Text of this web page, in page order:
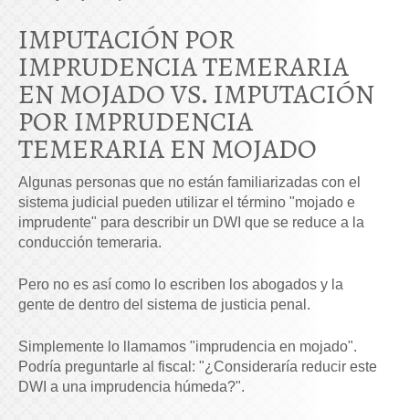
IMPUTACIÓN POR
IMPRUDENCIA TEMERARIA
EN MOJADO VS. IMPUTACIÓN
POR IMPRUDENCIA
TEMERARIA EN MOJADO
Algunas personas que no están familiarizadas con el
sistema judicial pueden utilizar el término "mojado e
imprudente" para describir un DWI que se reduce a la
conducción temeraria.
Pero no es así como lo escriben los abogados y la
gente de dentro del sistema de justicia penal.
Simplemente lo llamamos "imprudencia en mojado".
Podría preguntarle al fiscal: "¿Consideraría reducir este
DWI a una imprudencia húmeda?".